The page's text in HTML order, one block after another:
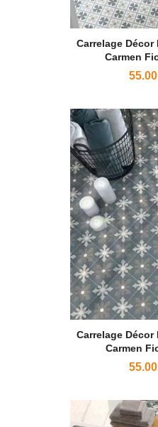
Carrelage
Carmen
Carrelage
Carmen